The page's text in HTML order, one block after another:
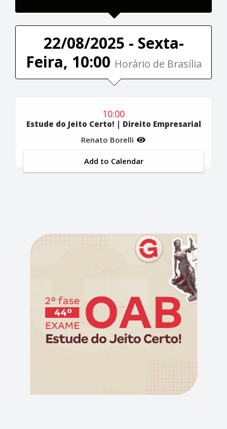
22/08/2025 - Sexta-
Feira, 10:00 Horário de Brasília
10:00
Estude do Jeito Certo! | Direito Empresarial
Renato Borelli
Add to Calendar